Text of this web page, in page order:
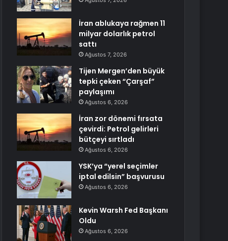
İran ablukaya rağmen 11
milyar dolarlık petrol
sattı
Ağustos 7, 2026
Tijen Mergen’den büyük
tepki çeken “Çarşaf”
paylaşımı
Ağustos 6, 2026
İran zor dönemi fırsata
çevirdi: Petrol gelirleri
bütçeyi sırtladı
Ağustos 6, 2026
YSK’ya “yerel seçimler
iptal edilsin” başvurusu
Ağustos 6, 2026
Kevin Warsh Fed Başkanı
Oldu
Ağustos 6, 2026